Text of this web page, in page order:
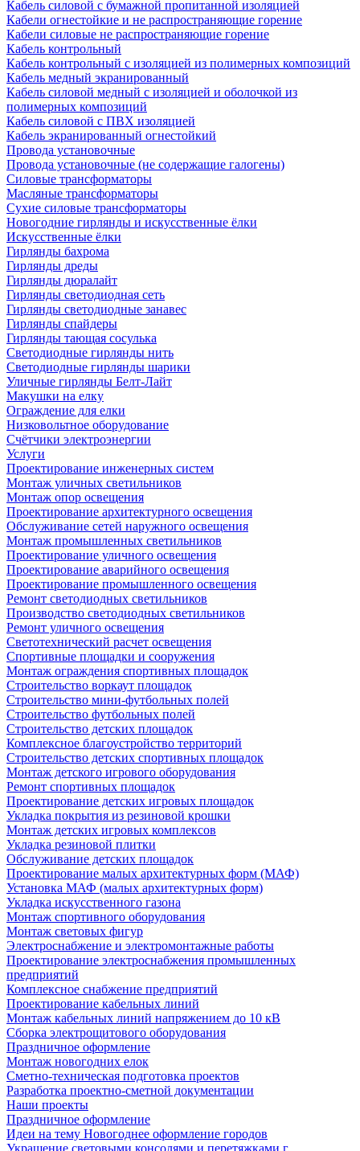
Кабель силовой с бумажной пропитанной изоляцией
Кабели огнестойкие и не распространяющие горение
Кабели силовые не распространяющие горение
Кабель контрольный
Кабель контрольный с изоляцией из полимерных композиций
Кабель медный экранированный
Кабель силовой медный с изоляцией и оболочкой из
полимерных композиций
Кабель силовой с ПВХ изоляцией
Кабель экранированный огнестойкий
Провода установочные
Провода установочные (не содержащие галогены)
Силовые трансформаторы
Масляные трансформаторы
Сухие силовые трансформаторы
Новогодние гирлянды и искусственные ёлки
Искусственные ёлки
Гирлянды бахрома
Гирлянды дреды
Гирлянды дюралайт
Гирлянды светодиодная сеть
Гирлянды светодиодные занавес
Гирлянды спайдеры
Гирлянды тающая сосулька
Светодиодные гирлянды нить
Светодиодные гирлянды шарики
Уличные гирлянды Белт-Лайт
Макушки на елку
Ограждение для елки
Низковольтное оборудование
Счётчики электроэнергии
Услуги
Проектирование инженерных систем
Монтаж уличных светильников
Монтаж опор освещения
Проектирование архитектурного освещения
Обслуживание сетей наружного освещения
Монтаж промышленных светильников
Проектирование уличного освещения
Проектирование аварийного освещения
Проектирование промышленного освещения
Ремонт светодиодных светильников
Производство светодиодных светильников
Ремонт уличного освещения
Светотехнический расчет освещения
Спортивные площадки и сооружения
Монтаж ограждения спортивных площадок
Строительство воркаут площадок
Строительство мини-футбольных полей
Строительство футбольных полей
Строительство детских площадок
Комплексное благоустройство территорий
Строительство детских спортивных площадок
Монтаж детского игрового оборудования
Ремонт спортивных площадок
Проектирование детских игровых площадок
Укладка покрытия из резиновой крошки
Монтаж детских игровых комплексов
Укладка резиновой плитки
Обслуживание детских площадок
Проектирование малых архитектурных форм (МАФ)
Установка МАФ (малых архитектурных форм)
Укладка искусственного газона
Монтаж спортивного оборудования
Монтаж световых фигур
Электроснабжение и электромонтажные работы
Проектирование электроснабжения промышленных
предприятий
Комплексное снабжение предприятий
Проектирование кабельных линий
Монтаж кабельных линий напряжением до 10 кВ
Сборка электрощитового оборудования
Праздничное оформление
Монтаж новогодних елок
Сметно-техническая подготовка проектов
Разработка проектно-сметной документации
Наши проекты
Праздничное оформление
Идеи на тему Новогоднее оформление городов
Украшение световыми консолями и перетяжками г.